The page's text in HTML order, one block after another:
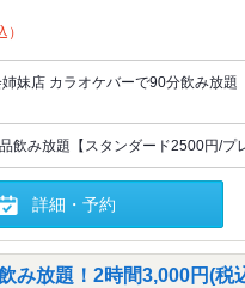
）
妹店 カラオケバーで90分飲み放
飲み放題【スタンダード2500円/プ
詳細・予約
み放題！2時間3,000円(税